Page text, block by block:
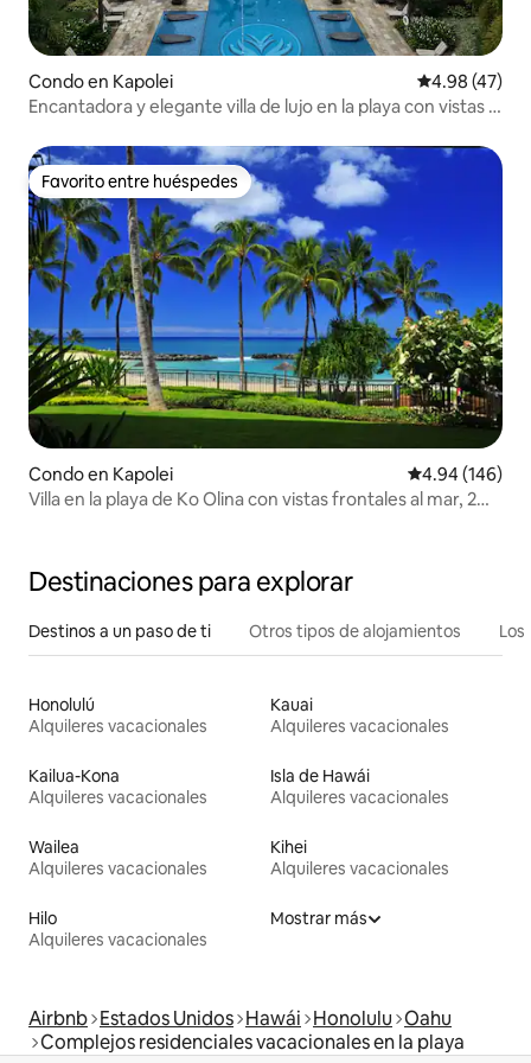
Condo en Kapolei Calificación
4.98 (47)
Encantadora y elegante villa de lujo en la playa con vistas al
Favorito entre huéspedes
Favorito entre huéspedes
Condo en Kapolei Calificación
4.94 (146)
Villa en la playa de Ko Olina con vistas frontales al mar, 2
Destinaciones para explorar
Destinos a un paso de ti Otros tipos de alojamientos
Honolulú
Alquileres vacacionales
Kauai
Alquileres vacacionales
Kailua-Kona
Alquileres vacacionales
Isla de Hawái
Alquileres vacacionales
Wailea
Alquileres vacacionales
Kihei
Alquileres vacacionales
Hilo
Alquileres vacacionales
Mostrar más
Airbnb Estados Unidos Hawái Honolulu Oahu
Complejos residenciales vacacionales en la playa